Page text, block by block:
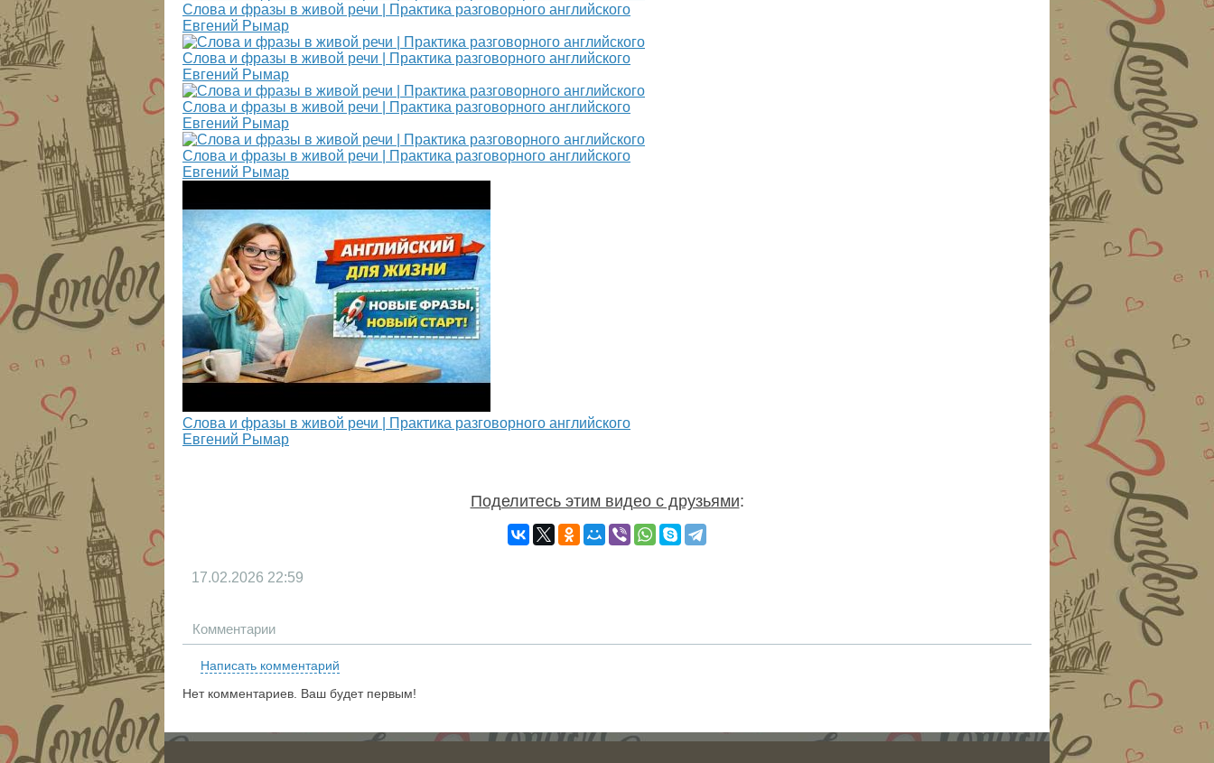
Слова и фразы в живой речи | Практика разговорного английского
Евгений Рымар
Слова и фразы в живой речи | Практика разговорного английского
Евгений Рымар
Слова и фразы в живой речи | Практика разговорного английского
Евгений Рымар
Слова и фразы в живой речи | Практика разговорного английского
Евгений Рымар
Слова и фразы в живой речи | Практика разговорного английского
Евгений Рымар
Поделитесь этим видео с друзьями:
17.02.2026 22:59
Комментарии
Написать комментарий
Нет комментариев. Ваш будет первым!